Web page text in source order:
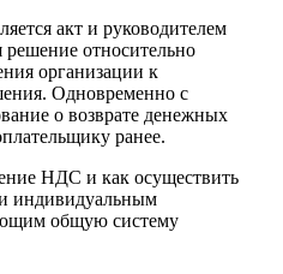
акт и руководителем
относительно
организации к
Одновременно с
о возврате денежных
ранее.
НДС и как осуществить
индивидуальным
общую систему